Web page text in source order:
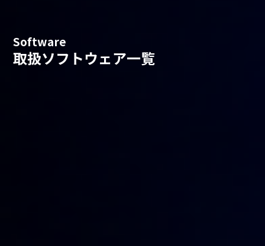
Software
取扱ソフトウェア一覧